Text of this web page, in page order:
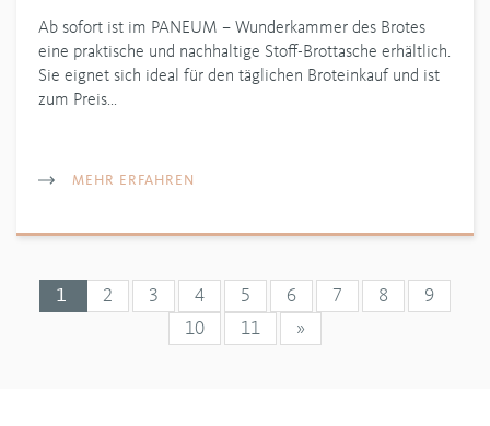
Ab sofort ist im PANEUM – Wunderkammer des Brotes
eine praktische und nachhaltige Stoff-Brottasche erhältlich.
Sie eignet sich ideal für den täglichen Broteinkauf und ist
zum Preis…
MEHR ERFAHREN
1 2 3 4 5 6 7 8
9
10
11 »